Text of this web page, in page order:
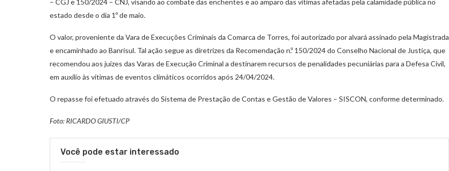
– CGJ e 150/2024 – CNJ, visando ao combate das enchentes e ao amparo das vítimas afetadas pela calamidade pública no
estado desde o dia 1º de maio.
O valor, proveniente da Vara de Execuções Criminais da Comarca de Torres, foi autorizado por alvará assinado pela Magistrada
e encaminhado ao Banrisul. Tal ação segue as diretrizes da Recomendação n.º 150/2024 do Conselho Nacional de Justiça, que
recomendou aos juízes das Varas de Execução Criminal a destinarem recursos de penalidades pecuniárias para a Defesa Civil,
em auxílio às vítimas de eventos climáticos ocorridos após 24/04/2024.
O repasse foi efetuado através do Sistema de Prestação de Contas e Gestão de Valores – SISCON, conforme determinado.
Foto: RICARDO GIUSTI/CP
Você pode estar interessado